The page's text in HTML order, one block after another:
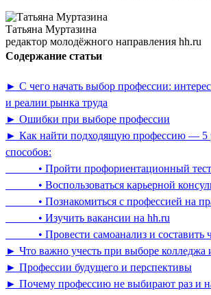
Татьяна Муртазина
редактор молодёжного направления hh.ru
Содержание статьи
► С чего начать выбор профессии:
и реалии рынка труда
► Ошибки при выборе профессии
► Как найти подходящую профессию — 5
способов:
• Пройти профориентационный тест
• Воспользоваться карьерной
• Познакомиться с профессией на
• Изучить вакансии на hh.ru
• Провести самоанализ и составить
► Что важно учесть при выборе колледжа
► Профессии будущего и перспективы
► Почему профессию не выбирают раз и